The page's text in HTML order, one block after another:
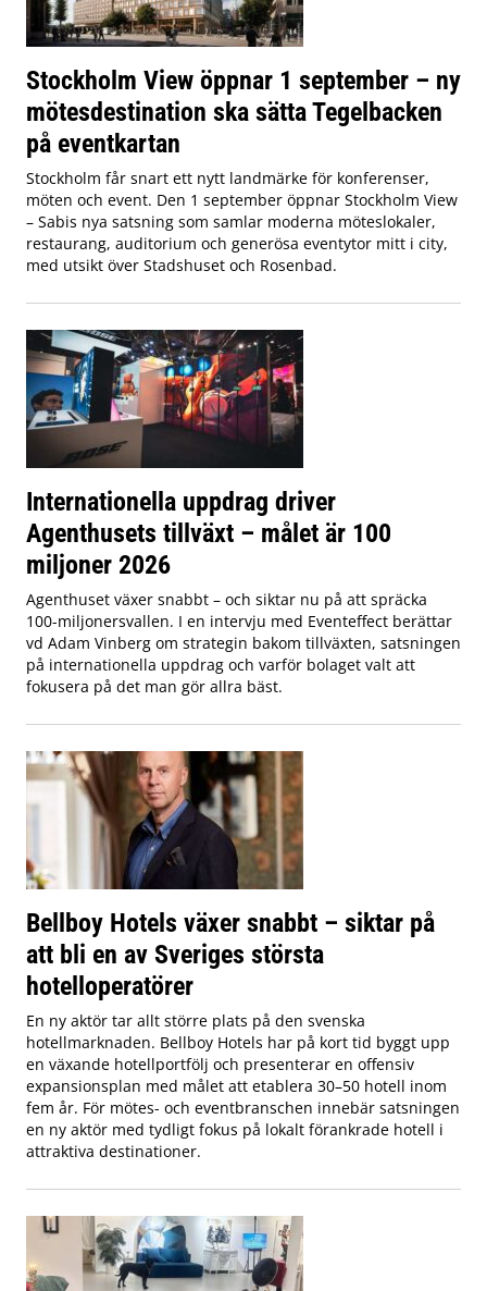
Stockholm View öppnar 1 september – ny
mötesdestination ska sätta Tegelbacken
på eventkartan
Stockholm får snart ett nytt landmärke för konferenser,
möten och event. Den 1 september öppnar Stockholm View
– Sabis nya satsning som samlar moderna möteslokaler,
restaurang, auditorium och generösa eventytor mitt i city,
med utsikt över Stadshuset och Rosenbad.
Internationella uppdrag driver
Agenthusets tillväxt – målet är 100
miljoner 2026
Agenthuset växer snabbt – och siktar nu på att spräcka
100-miljonersvallen. I en intervju med Eventeffect berättar
vd Adam Vinberg om strategin bakom tillväxten, satsningen
på internationella uppdrag och varför bolaget valt att
fokusera på det man gör allra bäst.
Bellboy Hotels växer snabbt – siktar på
att bli en av Sveriges största
hotelloperatörer
En ny aktör tar allt större plats på den svenska
hotellmarknaden. Bellboy Hotels har på kort tid byggt upp
en växande hotellportfölj och presenterar en offensiv
expansionsplan med målet att etablera 30–50 hotell inom
fem år. För mötes- och eventbranschen innebär satsningen
en ny aktör med tydligt fokus på lokalt förankrade hotell i
attraktiva destinationer.